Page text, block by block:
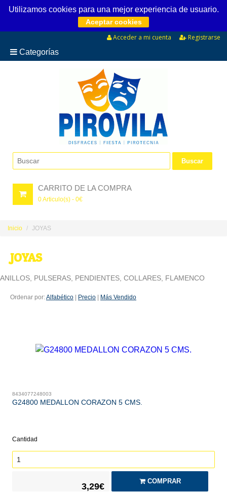
Utilizamos cookies para una mejor experiencia de usuario.
Aceptar cookies
Acceder a mi cuenta
Registrarse
Categorías
CARRITO DE LA COMPRA
0Articulo(s) - 0€
Inicio JOYAS
JOYAS
ANILLOS, PULSERAS, PENDIENTES, COLLARES, FLAMENCO
Ordenar por:Alfabético Precio Más Vendido
8434077248003
G24800 MEDALLON CORAZON 5 CMS.
Cantidad
3,29€
COMPRAR